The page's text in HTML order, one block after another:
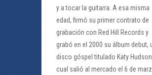
y a tocar la guitarra. A esa misma
edad, firmó su primer contrato de
grabación con Red Hill Records y
grabó en el 2000 su álbum debut,
disco góspel titulado Katy
cual salió al mercado el 6 de